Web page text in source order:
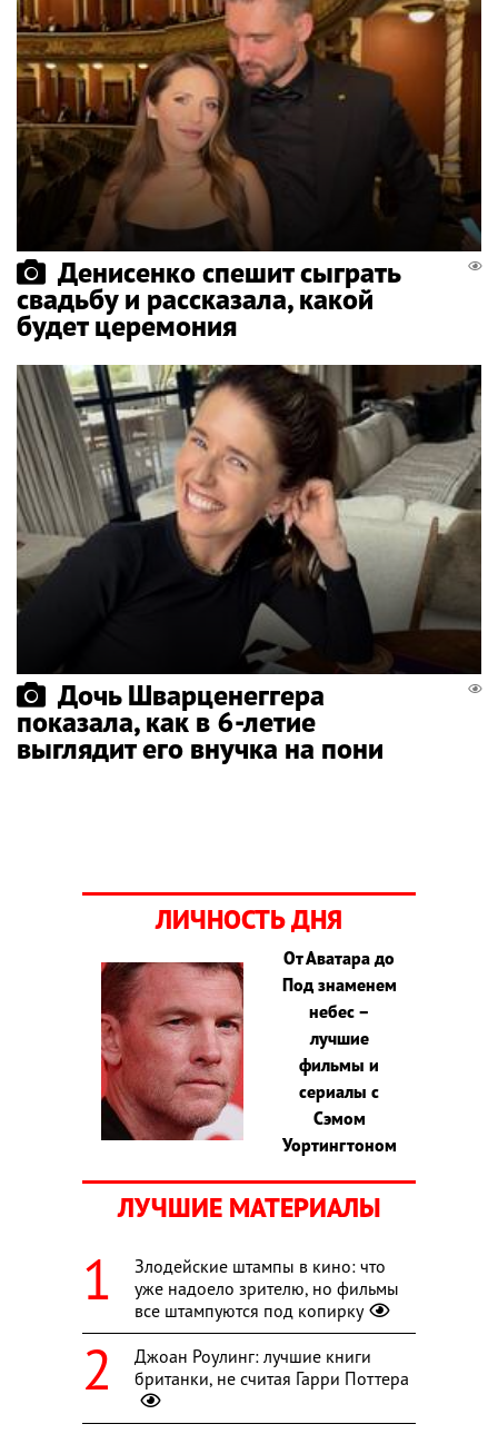
Денисенко спешит сыграть
свадьбу и рассказала, какой
будет церемония
Дочь Шварценеггера
показала, как в 6-летие
выглядит его внучка на пони
ЛИЧНОСТЬ ДНЯ
От Аватара до
Под знаменем
небес –
лучшие
фильмы и
сериалы с
Сэмом
Уортингтоном
ЛУЧШИЕ МАТЕРИАЛЫ
Злодейские штампы в кино: что
уже надоело зрителю, но фильмы
все штампуются под копирку
Джоан Роулинг: лучшие книги
британки, не считая Гарри Поттера